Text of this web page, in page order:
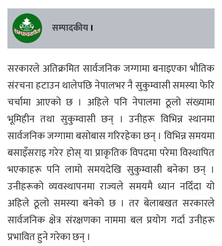
सम्पादकीय ।
सरकारले अतिक्रमित सार्वजनिक जग्गामा बनाइएका भौतिक
संरचना हटाउन थालेपछि नेपालभर नै सुकुम्वासी समस्या फेरि
चर्चामा आएको छ । अहिले पनि नेपालमा ठूलो संख्यामा
भूमिहीन तथा सुकुम्वासी छन् । उनीहरू विभिन्न स्थानमा
सार्वजनिक जग्गामा बसोबास गरिरहेका छन् । विभिन्न समयमा
बसाइँसराइ गरेर होस् या प्राकृतिक विपदमा परेमा विस्थापित
भएकाहरू पनि लामो समयदेखि सुकुम्वासी बनेका छन् ।
उनीहरूको व्यवस्थापनमा राज्यले समयमै ध्यान नदिँदा यो
अहिले ठूलो समस्या बनेको छ । तर बेलाबखत सरकारले
सार्वजनिक क्षेत्र संरक्षणका नाममा बल प्रयोग गर्दा उनीहरू
प्रभावित हुने गरेका छन् ।